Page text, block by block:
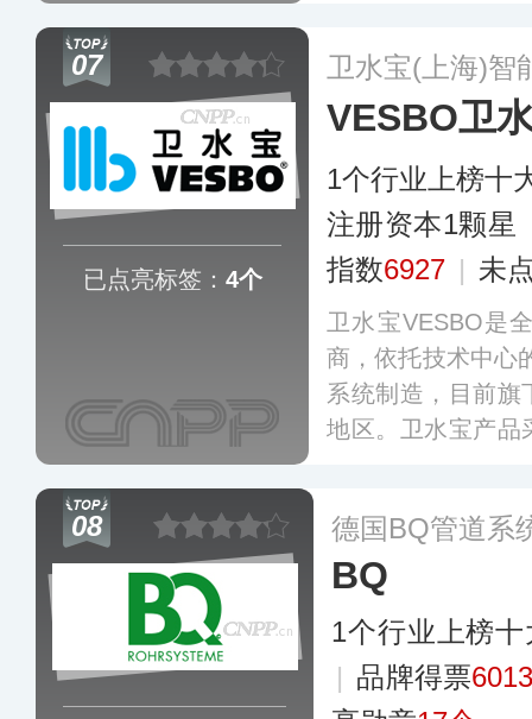
中。更多
07
已点亮标签： 4个
卫水宝(上海)智
VESBO卫
1个行业上榜十
注册资本1颗星
指数6927 | 未
卫水宝VESBO是
商，依托技术中心
系统制造，目前旗
地区。卫水宝产品
目。更多
08 德国BQ管道系
BQ
1个行业上榜
| 品牌得票